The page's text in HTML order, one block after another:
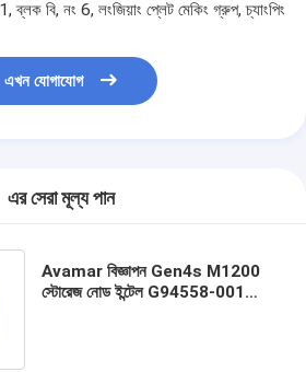
বি, নং 6, লংজিয়াং প্লেট মেকিং গ্রুপ, চ্যাংপিং
এখন যোগাযোগ
এর সেরা মূল্য পান
Avamar বিজ্ঞাপন Gen4s M1200
স্টোরেজ নোড ইন্টেল G94558-001